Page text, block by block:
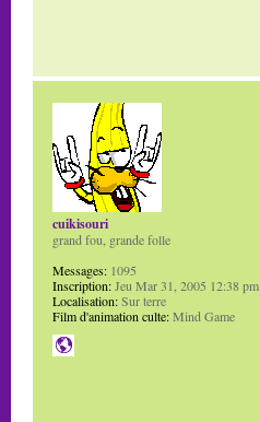
cuikisouri
grand fou, grande folle
Messages: 1095
Inscription:Jeu Mar 31, 2005 12:38 pm
Localisation:Sur terre
Film d'animation culte:Mind Game